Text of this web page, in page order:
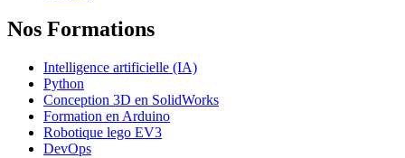
Nos Formations
Intelligence artificielle (IA)
Python
Conception 3D en SolidWorks
Formation en Arduino
Robotique lego EV3
DevOps